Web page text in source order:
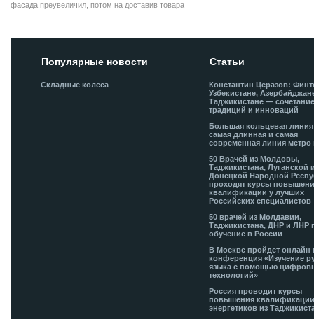
фасада преувеличил, потом на доставив товара
Популярные новости
Складные колеса
Статьи
Константин Церазов:
Узбекистане,
Таджикистане —
традиций и инноваций
Большая кольцевая
самая длинная и самая
современная линия метро
50 Врачей из Молдовы,
Таджикистана, Луганской
Донецкой Народной
проходят курсы
квалификации у лучших
Российских специалистов
50 врачей из Молдавии,
Таджикистана, ДНР и ЛНР
обучение в России
В Москве пройдет онлайн
конференция «Изучение
языка с помощью
технологий»
Россия проводит курсы
повышения
энергетиков из